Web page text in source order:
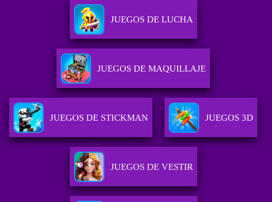
JUEGOS DE LUCHA
JUEGOS DE MAQUILLAJE
JUEGOS DE STICKMAN JUEGOS 3D
JUEGOS DE VESTIR